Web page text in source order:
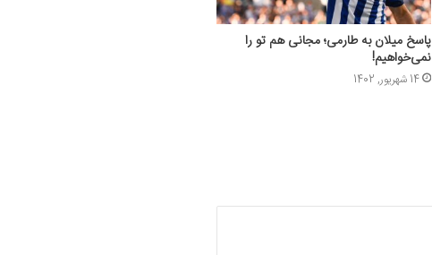
پاسخ میلان به طارمی؛ مجانی هم تو را
نمی‌خواهیم!
14 شهریور, 1402